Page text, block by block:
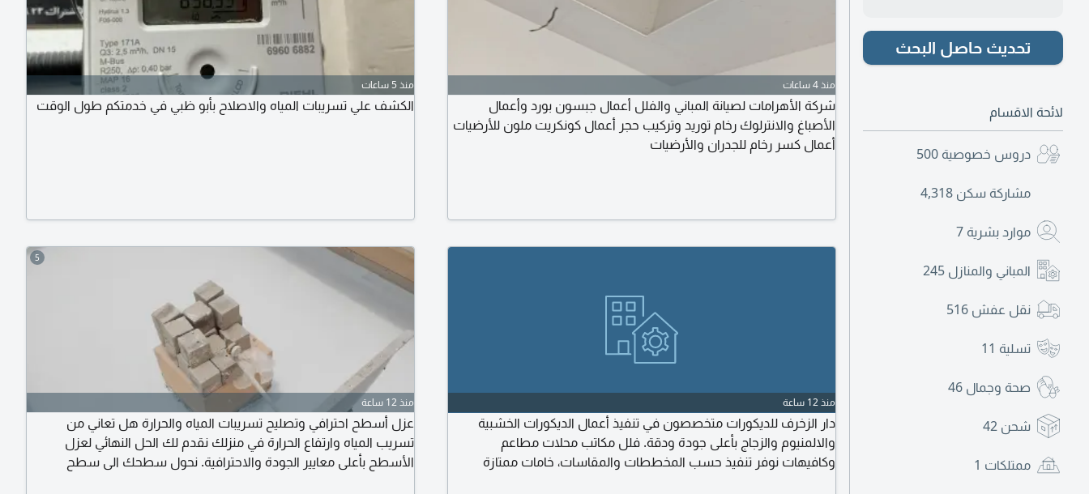
تحديث حاصل البحث
لائحة الاقسام
دروس خصوصية 500
مشاركة سكن 4,318
موارد بشرية 7
المباني والمنازل 245
نقل عفش 516
تسلية 11
صحة وجمال 46
شحن 42
ممتلكات 1
منذ 4 ساعات
شركة الأهرامات لصيانة المباني والفلل أعمال جبسون بورد وأعمال
الأصباغ والانترلوك رخام توريد وتركيب حجر أعمال كونكريت ملون للأرضيات
أعمال كسر رخام للجدران والأرضيات
منذ 5 ساعات
الكشف علي تسريبات المياه والاصلاح بأبو ظبي في خدمتكم طول الوقت
منذ 12 ساعة
دار الزخرف للديكورات متخصصون في تنفيذ أعمال الديكورات الخشبية
والالمنيوم والزجاج بأعلى جودة ودقة. فلل مكاتب محلات مطاعم
وكافيهات نوفر تنفيذ حسب المخططات والمقاسات، خامات ممتازة
5
منذ 12 ساعة
عزل أسطح احترافي وتصليح تسريبات المياه والحرارة هل تعاني من
تسريب المياه وارتفاع الحرارة في منزلك نقدم لك الحل النهائي لعزل
الأسطح بأعلى معايير الجودة والاحترافية. نحول سطحك الى سطح